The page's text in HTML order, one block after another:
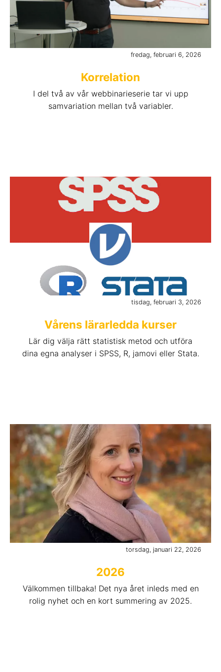
fredag, februari 6, 2026
Korrelation
I del två av vår webbinarieserie tar vi upp
samvariation mellan två variabler.
tisdag, februari 3, 2026
Vårens lärarledda kurser
Lär dig välja rätt statistisk metod och utföra
dina egna analyser i SPSS, R, jamovi eller Stata.
torsdag, januari 22, 2026
2026
Välkommen tillbaka! Det nya året inleds med en
rolig nyhet och en kort summering av 2025.